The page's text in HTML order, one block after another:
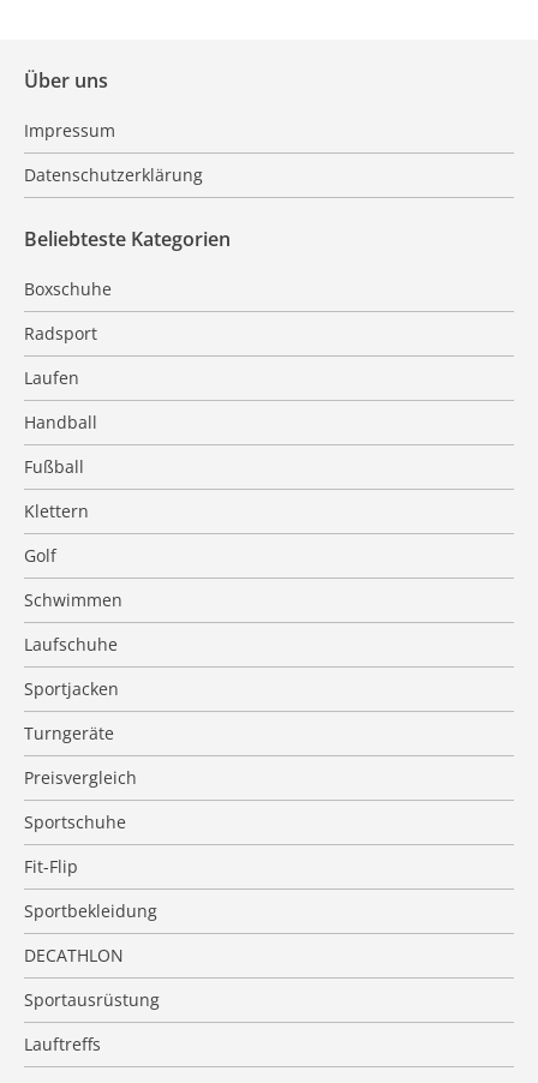
Über uns
Impressum
Datenschutzerklärung
Beliebteste Kategorien
Boxschuhe
Radsport
Laufen
Handball
Fußball
Klettern
Golf
Schwimmen
Laufschuhe
Sportjacken
Turngeräte
Preisvergleich
Sportschuhe
Fit-Flip
Sportbekleidung
DECATHLON
Sportausrüstung
Lauftreffs